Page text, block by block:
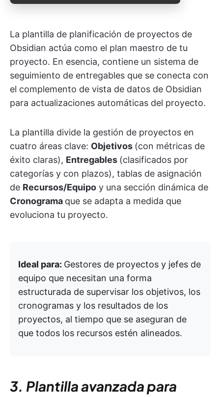
La plantilla de planificación de proyectos de
Obsidian actúa como el plan maestro de tu
proyecto. En esencia, contiene un sistema de
seguimiento de entregables que se conecta con
el complemento de vista de datos de Obsidian
para actualizaciones automáticas del proyecto.
La plantilla divide la gestión de proyectos en
cuatro áreas clave: Objetivos (con métricas de
éxito claras), Entregables (clasificados por
categorías y con plazos), tablas de asignación
de Recursos/Equipo y una sección dinámica de
Cronograma que se adapta a medida que
evoluciona tu proyecto.
Ideal para: Gestores de proyectos y jefes de
equipo que necesitan una forma
estructurada de supervisar los objetivos, los
cronogramas y los resultados de los
proyectos, al tiempo que se aseguran de
que todos los recursos estén alineados.
3. Plantilla avanzada para